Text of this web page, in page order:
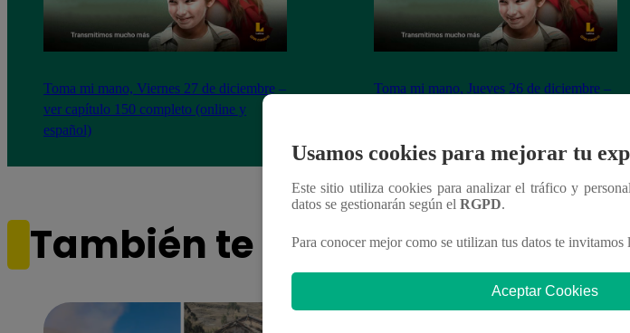
Toma mi mano, Viernes 27 de diciembre –
ver capítulo 150 completo (online y
español)
Toma mi mano, Jueves 26 de diciembre –
También te puede interesar
Usamos cookies para mejorar tu
Este sitio utiliza cookies para analizar el tráfico y
datos se gestionarán según el RGPD.
Para conocer mejor como se utilizan tus datos te invitamos
Aceptar Cookies